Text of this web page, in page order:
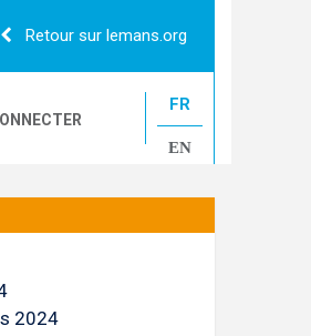
Retour sur lemans.org
LE MANS CLASSIC
FR
EN
2024